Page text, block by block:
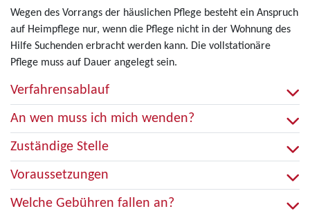
Wegen des Vorrangs der häuslichen Pflege besteht ein Anspruch
auf Heimpflege nur, wenn die Pflege nicht in der Wohnung des
Hilfe Suchenden erbracht werden kann. Die vollstationäre
Pflege muss auf Dauer angelegt sein.
Verfahrensablauf
An wen muss ich mich wenden?
Zuständige Stelle
Voraussetzungen
Welche Gebühren fallen an?